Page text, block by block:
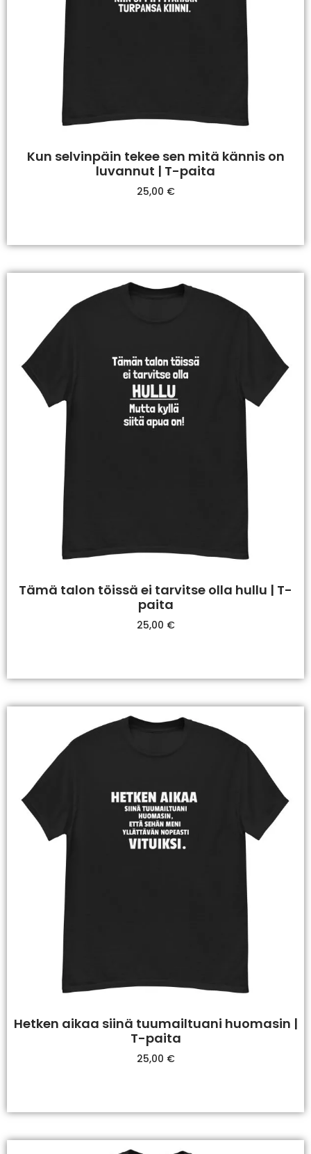
Kun selvinpäin tekee sen mitä kännis on
luvannut | T-paita
25,00 €
Tämä talon töissä ei tarvitse olla hullu | T-
paita
25,00 €
Hetken aikaa siinä tuumailtuani huomasin |
T-paita
25,00 €